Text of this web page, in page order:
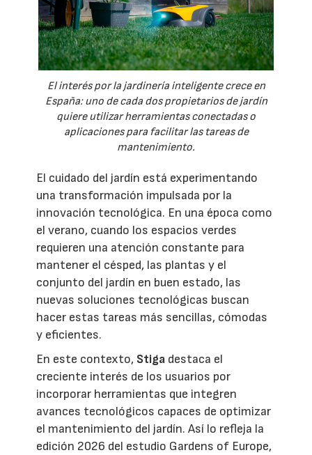
El interés por la jardinería inteligente crece en
España: uno de cada dos propietarios de jardín
quiere utilizar herramientas conectadas o
aplicaciones para facilitar las tareas de
mantenimiento.
El cuidado del jardín está experimentando
una transformación impulsada por la
innovación tecnológica. En una época como
el verano, cuando los espacios verdes
requieren una atención constante para
mantener el césped, las plantas y el
conjunto del jardín en buen estado, las
nuevas soluciones tecnológicas buscan
hacer estas tareas más sencillas, cómodas
y eficientes.
En este contexto, Stiga destaca el
creciente interés de los usuarios por
incorporar herramientas que integren
avances tecnológicos capaces de optimizar
el mantenimiento del jardín. Así lo refleja la
edición 2026 del estudio Gardens of Europe,